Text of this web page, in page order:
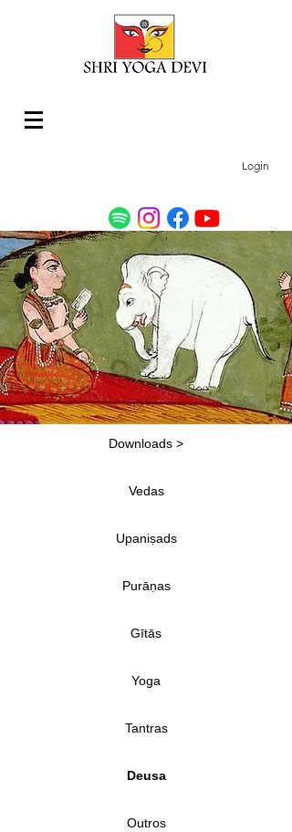
Login
Downloads >
Vedas
Upaniṣads
Purāṇas
Gītās
Yoga
Tantras
Deusa
Outros